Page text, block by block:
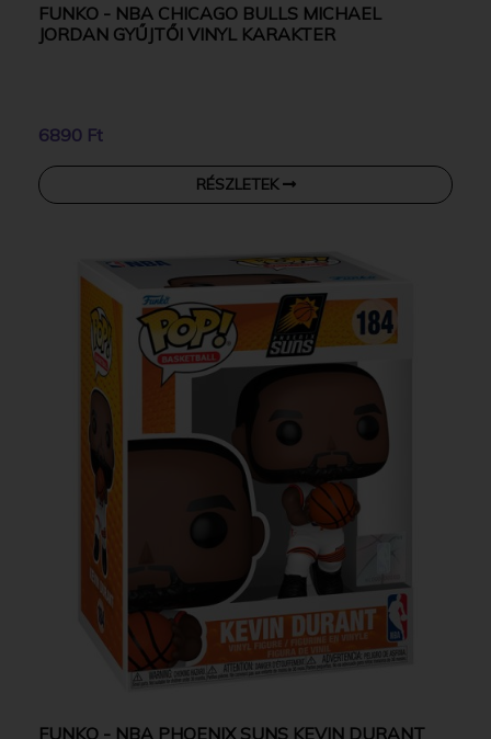
FUNKO - NBA CHICAGO BULLS MICHAEL
JORDAN GYŰJTŐI VINYL KARAKTER
6890 Ft
RÉSZLETEK
FUNKO - NBA PHOENIX SUNS KEVIN DURANT